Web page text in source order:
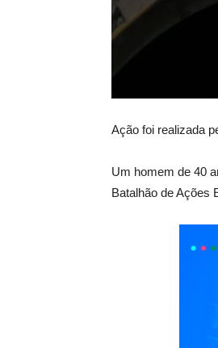
Ação foi realizada
Um homem de 40
Batalhão de Ações